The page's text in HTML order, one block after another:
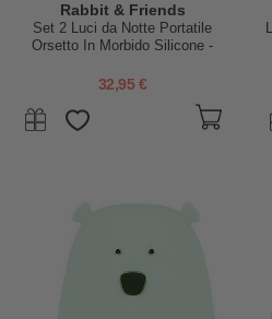
Rabbit & Friends
Set 2 Luci da Notte Portatile
Orsetto In Morbido Silicone -
32,95 €